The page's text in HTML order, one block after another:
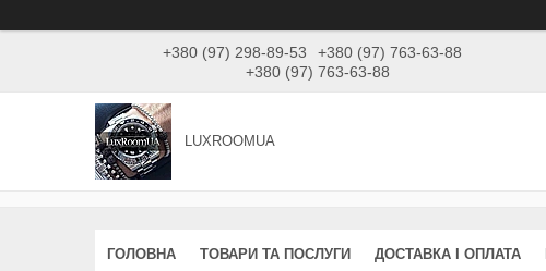
+380 (97) 298-89-53
+380 (97) 763-63-88
+380 (97) 763-63-88
LUXROOMUА
ГОЛОВНА ТОВАРИ ТА ПОСЛУГИ ДОСТАВКА І ОПЛАТА